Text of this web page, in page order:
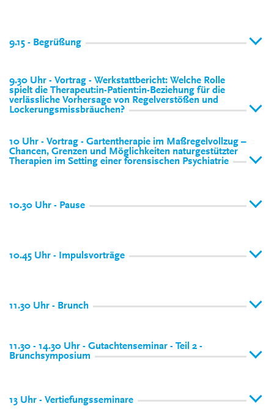
9.15 - Begrüßung
9.30 Uhr - Vortrag - Werkstattbericht: Welche Rolle
spielt die Therapeut:in-Patient:in-Beziehung für die
verlässliche Vorhersage von Regelverstößen und
Lockerungsmissbräuchen?
10 Uhr - Vortrag - Gartentherapie im Maßregelvollzug –
Chancen, Grenzen und Möglichkeiten naturgestützter
Therapien im Setting einer forensischen Psychiatrie
10.30 Uhr - Pause
10.45 Uhr - Impulsvorträge
11.30 Uhr - Brunch
11.30 - 14.30 Uhr - Gutachtenseminar - Teil 2 -
Brunchsymposium
13 Uhr - Vertiefungsseminare